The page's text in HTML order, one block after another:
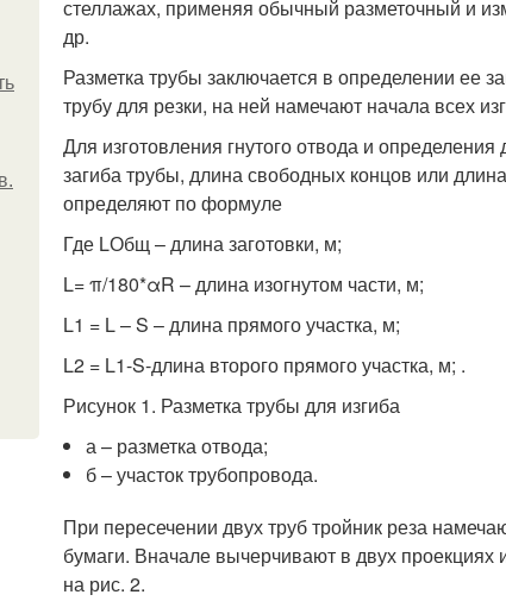
стеллажах, применяя обычный разметочный и
др.
Разметка трубы заключается в определении ее
трубу для резки, на ней намечают начала всех
Для изготовления гнутого отвода и
загиба трубы, длина свободных концов или
определяют по формуле
Где LОбщ – длина заготовки, м;
L= π/180*αR – длина изогнутом части, м;
L1 = L – S – длина прямого участка, м;
L2 = L1-S‑длина второго прямого участка, м; .
Рисунок 1. Разметка трубы для изгиба
а – разметка отвода;
б – участок трубопровода.
При пересечении двух труб тройник реза
бумаги. Вначале вычерчивают в двух проекциях
на рис. 2.